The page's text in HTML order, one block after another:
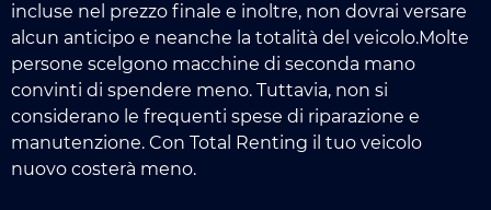
incluse nel prezzo finale e inoltre, non dovrai versare
alcun anticipo e neanche la totalità del veicolo.Molte
persone scelgono macchine di seconda mano
convinti di spendere meno. Tuttavia, non si
considerano le frequenti spese di riparazione e
manutenzione. Con Total Renting il tuo veicolo
nuovo costerà meno.